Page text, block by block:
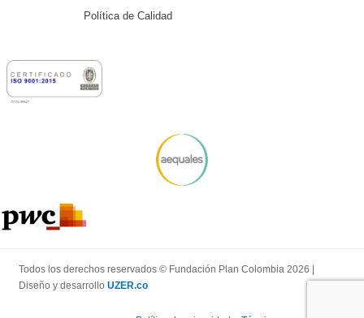
Política de Calidad
Todos los derechos reservados © Fundación Plan Colombia 2026 |
Diseño y desarrollo UZER.co